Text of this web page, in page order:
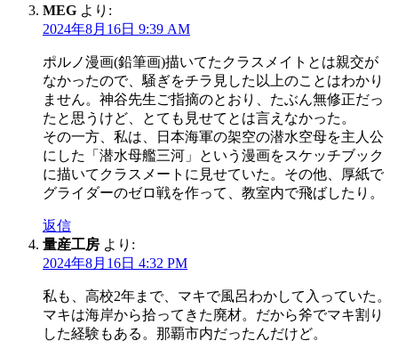
MEG より:
2024年8月16日 9:39 AM
ポルノ漫画(鉛筆画)描いてたクラスメイトとは親交が
なかったので、騒ぎをチラ見した以上のことはわかり
ません。神谷先生ご指摘のとおり、たぶん無修正だっ
たと思うけど、とても見せてとは言えなかった。
その一方、私は、日本海軍の架空の潜水空母を主人公
にした「潜水母艦三河」という漫画をスケッチブック
に描いてクラスメートに見せていた。その他、厚紙で
グライダーのゼロ戦を作って、教室内で飛ばしたり。
返信
量産工房 より:
2024年8月16日 4:32 PM
私も、高校2年まで、マキで風呂わかして入っていた。
マキは海岸から拾ってきた廃材。だから斧でマキ割り
した経験もある。那覇市内だったんだけど。